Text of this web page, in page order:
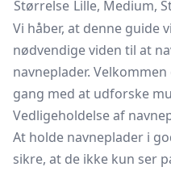
Størrelse Lille, Medium,
Vi håber, at denne guide
nødvendige viden til at
navneplader.
gang med at udforske
Vedligeholdelse af
At holde navneplader i
sikre, at de ikke kun ser